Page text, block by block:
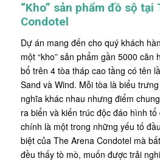
“Kho” sản phẩm đồ sộ tại
Condotel
Dự án mang đến cho quý khách
một “kho” sản phẩm gần 5000 căn
bổ trên 4 tòa tháp cao tầng có tên
Sand và Wind. Mỗi tòa là biểu
nghĩa khác nhau nhưng điểm
ra biển và kiến trúc độc đáo hình
chính là một trong những yếu tố
biệt của The Arena Condotel mà
đều thấy tò mò, muốn được trải